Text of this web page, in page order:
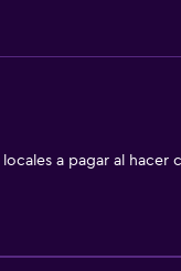
a pagar al hacer